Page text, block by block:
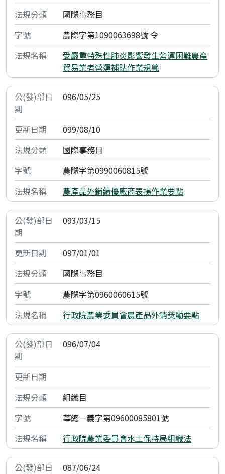
國際事務目
農際字第1090063698號 令
受嚴重特殊性肺炎影響發生營運困難農產
貿易業者營運補貼作業規範
096/05/25
099/08/10
國際事務目
農際字第0990060815號
農產品外銷績優廠商表揚作業要點
093/03/15
097/01/01
國際事務目
農際字第0960060615號
行政院農業委員會農產品外銷獎勵要點
096/07/04
組織目
華總一義字第09600085801號
行政院農業委員會水土保持局組織法
087/06/24